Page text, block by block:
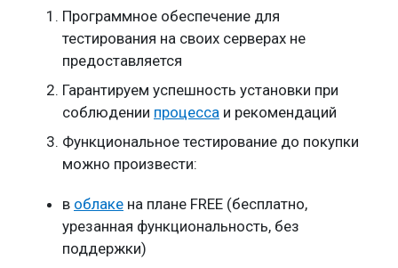
Программное обеспечение для
тестирования на своих серверах не
предоставляется
Гарантируем успешность установки при
соблюдении процесса и рекомендаций
Функциональное тестирование до покупки
можно произвести:
в облаке на плане FREE (бесплатно,
урезанная функциональность, без
поддержки)